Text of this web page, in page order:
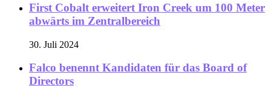
First Cobalt erweitert Iron Creek um 100 Meter
abwärts im Zentralbereich
30. Juli 2024
Falco benennt Kandidaten für das Board of
Directors